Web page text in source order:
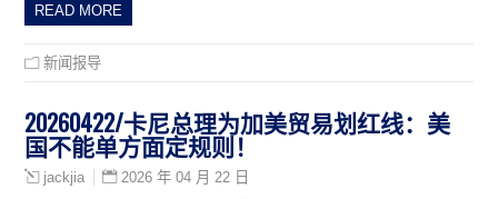
READ MORE
新闻报导
20260422/卡尼总理为加美贸易划红线：美
国不能单方面定规则！
jackjia 2026 年 04 月 22 日